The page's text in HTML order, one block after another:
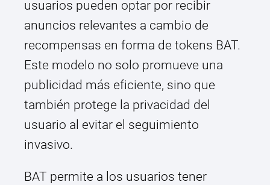
usuarios pueden optar por recibir
anuncios relevantes a cambio de
recompensas en forma de tokens BAT.
Este modelo no solo promueve una
publicidad más eficiente, sino que
también protege la privacidad del
usuario al evitar el seguimiento
invasivo.
BAT permite a los usuarios tener